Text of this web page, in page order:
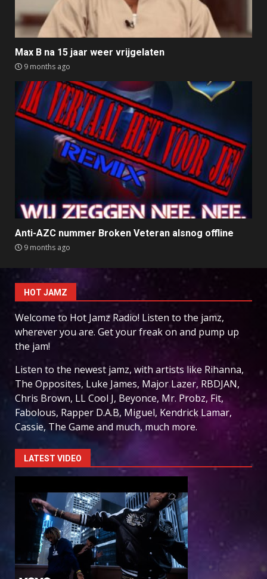
Max B na 15 jaar weer vrijgelaten
9 months ago
Anti-AZC nummer Broken Veteran alsnog offline
9 months ago
HOT JAMZ
Welcome to Hot Jamz Radio! Listen to the jamz,
wherever you are. Get your freak on and pump up
the jam!
Listen to the newest jamz, with artists like Rihanna,
The Opposites, Luke James, Major Lazer, RBDJAN,
Chris Brown, LL Cool J, Beyonce, Mr. Probz, Fit,
Fabolous, Rapper D.A.B, Miguel, Kendrick Lamar,
Cassie, The Game and much, much more.
LATEST VIDEO